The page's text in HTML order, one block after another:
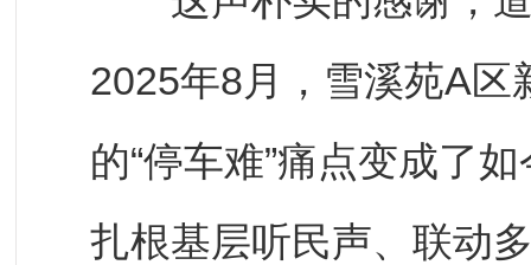
2025年8月，雪溪苑A区
的“停车难”痛点变成了
扎根基层听民声、联动